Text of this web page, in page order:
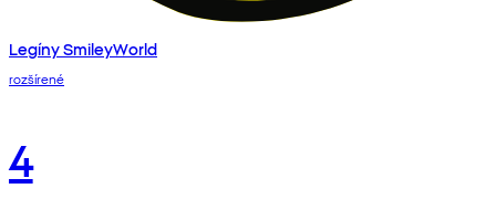
Legíny SmileyWorld
rozšírené
4